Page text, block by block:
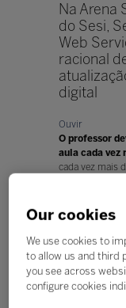
Na Arena
do Sesi,
Web
racional
digital
Ouvir
O professor
aula cada vez
cada vez mais
a repensarem
educação.
A necessidade
cada vez mais
habilidades
Our cookies
We use cookies to
to allow us and third
you see across
configure cookies